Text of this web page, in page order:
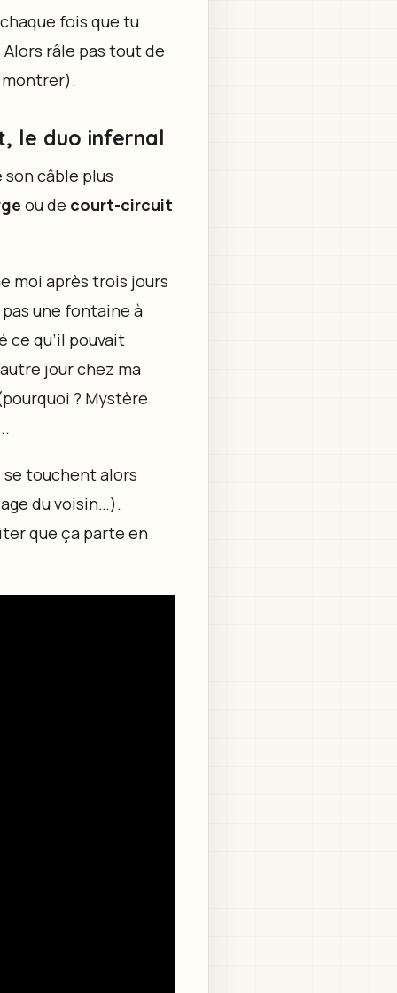
fois que tu
râle pas tout de
montrer).
le duo infernal
câble plus
ou de court-circuit
moi après trois jours
une fontaine à
ce qu’il pouvait
jour chez ma
? Mystère
se touchent alors
du voisin…).
que ça parte en